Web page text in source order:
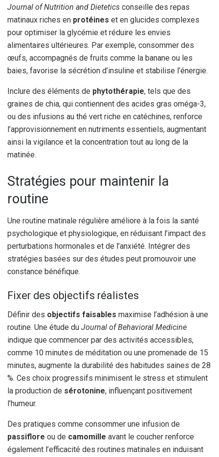
Journal of Nutrition and Dietetics conseille des repas
matinaux riches en protéines et en glucides complexes
pour optimiser la glycémie et réduire les envies
alimentaires ultérieures. Par exemple, consommer des
œufs, accompagnés de fruits comme la banane ou les
baies, favorise la sécrétion d’insuline et stabilise l’énergie.
Inclure des éléments de phytothérapie, tels que des
graines de chia, qui contiennent des acides gras oméga-3,
ou des infusions au thé vert riche en catéchines, renforce
l’approvisionnement en nutriments essentiels, augmentant
ainsi la vigilance et la concentration tout au long de la
matinée.
Stratégies pour maintenir la
routine
Une routine matinale régulière améliore à la fois la santé
psychologique et physiologique, en réduisant l’impact des
perturbations hormonales et de l’anxiété. Intégrer des
stratégies basées sur des études peut promouvoir une
constance bénéfique.
Fixer des objectifs réalistes
Définir des objectifs faisables maximise l’adhésion à une
routine. Une étude du Journal of Behavioral Medicine
indique que commencer par des activités accessibles,
comme 10 minutes de méditation ou une promenade de 15
minutes, augmente la durabilité des habitudes saines de 28
%. Ces choix progressifs minimisent le stress et stimulent
la production de sérotonine, influençant positivement
l’humeur.
Des pratiques comme consommer une infusion de
passiflore ou de camomille avant le coucher renforce
également l’efficacité des routines matinales en induisant